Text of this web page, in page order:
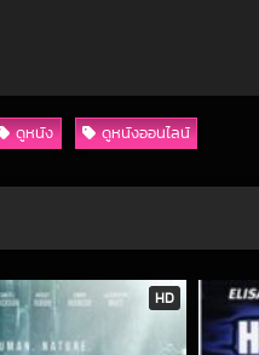
ดูหนัง ดูหนังออนไลน์
HD